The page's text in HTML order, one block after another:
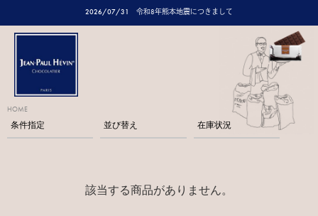
2026/07/31 令和8年熊本地震につきまして
HOME
条件指定 並び替え 在庫状況
該当する商品がありません。